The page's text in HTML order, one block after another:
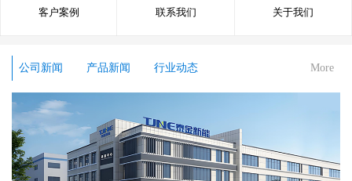
客户案例 联系我们 关于我们
公司新闻 产品新闻 行业动态 More